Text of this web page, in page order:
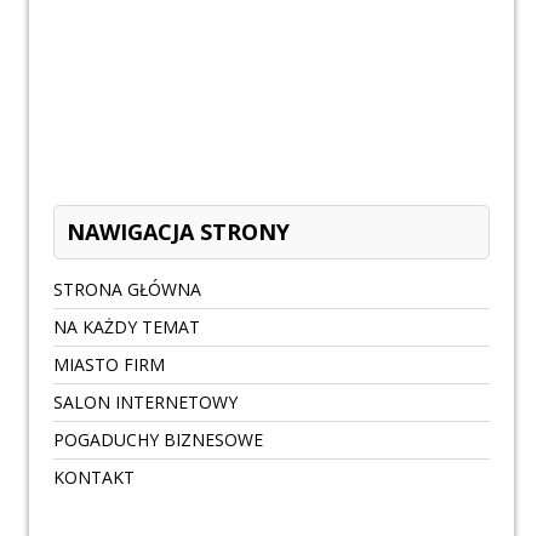
NAWIGACJA STRONY
STRONA GŁÓWNA
NA KAŻDY TEMAT
MIASTO FIRM
SALON INTERNETOWY
POGADUCHY BIZNESOWE
KONTAKT